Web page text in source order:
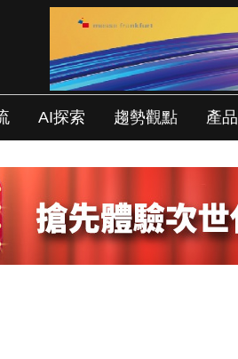
AI探索 趨勢觀點 產品